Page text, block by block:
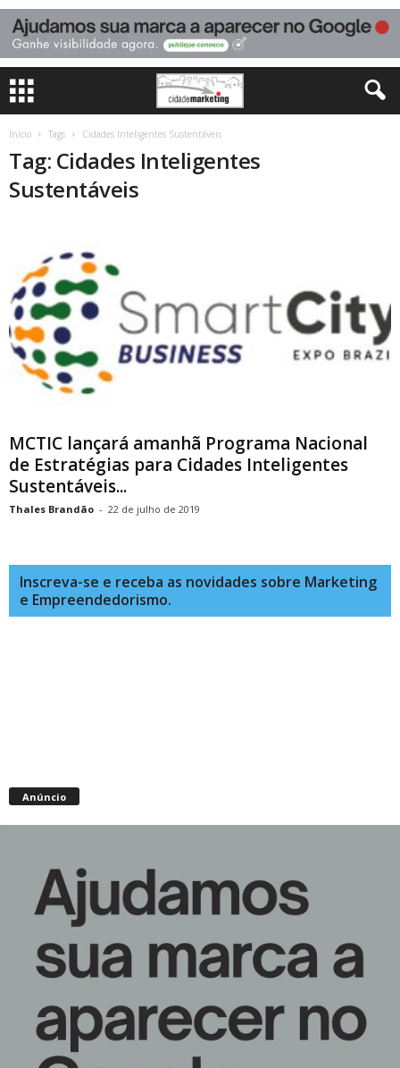
Início Tags Cidades Inteligentes Sustentáveis
Tag: Cidades Inteligentes
Sustentáveis
MCTIC lançará amanhã Programa Nacional
de Estratégias para Cidades Inteligentes
Sustentáveis...
Thales Brandão - 22 de julho de 2019
Inscreva-se e receba as novidades sobre Marketing
e Empreendedorismo.
Anúncio